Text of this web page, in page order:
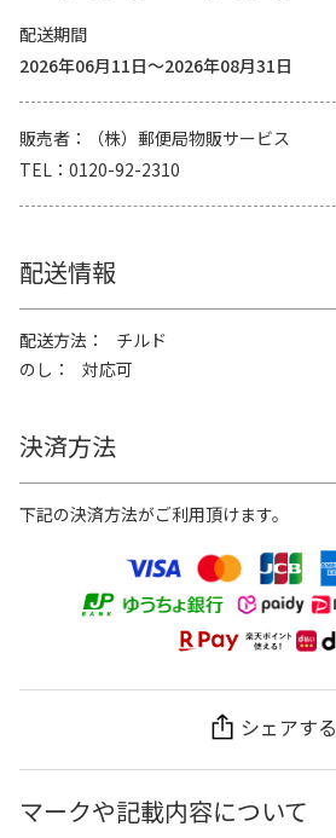
配送期間
2026年06月11日～2026年08月31日
販売者
（株）郵便局物販サービス
TEL
0120-92-2310
配送情報
配送方法
チルド
のし
対応可
決済方法
下記の決済方法がご利用頂けます。
シェアする
マークや記載内容について